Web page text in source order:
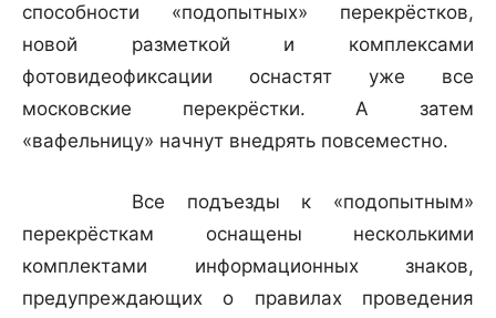
способности «подопытных» перекрёстков,
новой разметкой и комплексами
фотовидеофиксации оснастят уже все
московские перекрёстки. А затем
«вафельницу» начнут внедрять повсеместно.
Все подъезды к «подопытным»
перекрёсткам оснащены несколькими
комплектами информационных знаков,
предупреждающих о правилах проведения